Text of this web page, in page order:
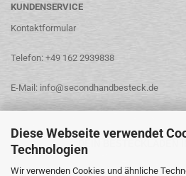
Diese Webseite verwendet
Technologien
Wir verwenden Cookies und ähnliche
KUNDENSERVICE
Kontaktformular
Telefon: +49 162 2939838
E-Mail: info@secondhandbesteck.de